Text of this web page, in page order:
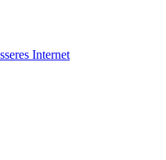
Internet